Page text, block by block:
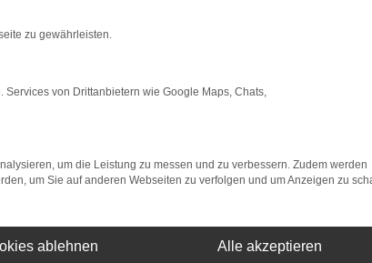
zu gewährleisten.
von Drittanbietern wie Google Maps, Chats,
um die Leistung zu messen und zu verbessern. Zudem werden
um Sie auf anderen Webseiten zu verfolgen und um Anzeigen zu
ablehnen Alle akzeptieren